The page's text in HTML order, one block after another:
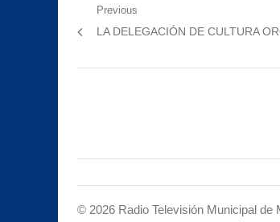
Navegación
de
entradas
Previous
Previous
LA DELEGACIÓN DE CULTURA
© 2026 Radio Televisión Municipal de